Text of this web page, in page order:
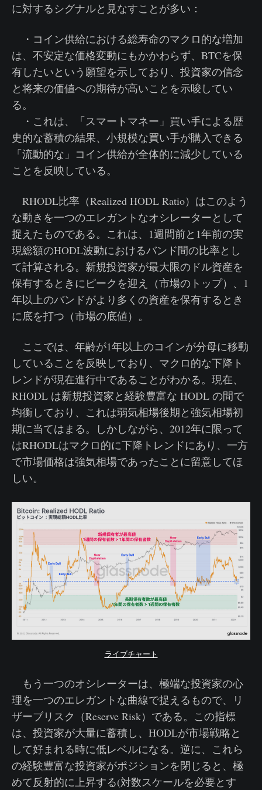
に対するシグナルと見なすことが多い：
・コイン供給における総寿命のマクロ的な増加
は、不安定な価格変動にもかかわらず、BTCを保
有したいという願望を示しており、投資家の信念
と将来の価値への期待が高いことを示唆してい
る。
・これは、「スマートマネー」買い手による歴
史的な蓄積の結果、小規模な買い手が購入できる
「流動的な」コイン供給が全体的に減少している
ことを反映している。
RHODL比率（Realized HODL Ratio）はこのよう
な動きを一つのエレガントなオシレーターとして
捉えたものである。これは、1週間前と1年前の実
現総額のHODL波動におけるバンド間の比率とし
て計算される。新規投資家が最大限のドル資産を
保有するときにピークを迎え（市場のトップ）、1
年以上のバンドがより多くの資産を保有するとき
に底を打つ（市場の底値）。
ここでは、年齢が1年以上のコインが分母に移動
していることを反映しており、マクロ的な下降ト
レンドが現在進行中であることがわかる。現在、
RHODL は新規投資家と経験豊富な HODL の間で
均衡しており、これは弱気相場後期と強気相場初
期に当てはまる。しかしながら、2012年に限って
はRHODLはマクロ的に下降トレンドにあり、一方
で市場価格は強気相場であったことに留意してほ
しい。
ライブチャート
もう一つのオシレーターは、極端な投資家の心
理を一つのエレガントな曲線で捉えるもので、リ
ザーブリスク（Reserve Risk）である。この指標
は、投資家が大量に蓄積し、HODLが市場戦略と
して好まれる時に低レベルになる。逆に、これら
の経験豊富な投資家がポジションを閉じると、極
めて反射的に上昇する(対数スケールを必要とす